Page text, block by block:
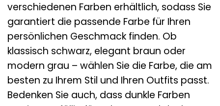
verschiedenen Farben erhältlich, sodass Sie
garantiert die passende Farbe für Ihren
persönlichen Geschmack finden. Ob
klassisch schwarz, elegant braun oder
modern grau – wählen Sie die Farbe, die am
besten zu Ihrem Stil und Ihren Outfits passt.
Bedenken Sie auch, dass dunkle Farben